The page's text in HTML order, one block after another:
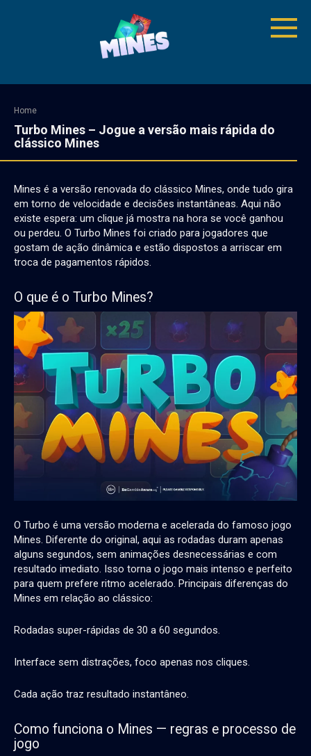
Home
Turbo Mines – Jogue a versão mais rápida do
clássico Mines
Mines é a versão renovada do clássico Mines, onde tudo gira
em torno de velocidade e decisões instantâneas. Aqui não
existe espera: um clique já mostra na hora se você ganhou
ou perdeu. O Turbo Mines foi criado para jogadores que
gostam de ação dinâmica e estão dispostos a arriscar em
troca de pagamentos rápidos.
O que é o Turbo Mines?
O Turbo é uma versão moderna e acelerada do famoso jogo
Mines. Diferente do original, aqui as rodadas duram apenas
alguns segundos, sem animações desnecessárias e com
resultado imediato. Isso torna o jogo mais intenso e perfeito
para quem prefere ritmo acelerado. Principais diferenças do
Mines em relação ao clássico:
Rodadas super-rápidas de 30 a 60 segundos.
Interface sem distrações, foco apenas nos cliques.
Cada ação traz resultado instantâneo.
Como funciona o Mines — regras e processo de
jogo